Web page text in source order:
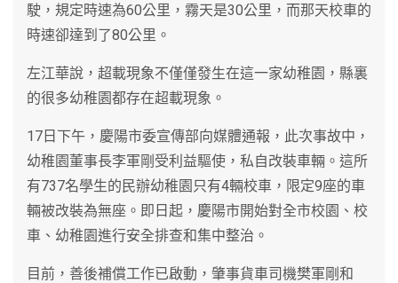
駛，規定時速為60公里，霧天是30公里，而那天校車的
時速卻達到了80公里。
左江華說，超載現象不僅僅發生在這一家幼稚園，縣裏
的很多幼稚園都存在超載現象。
17日下午，慶陽市委宣傳部向媒體通報，此次事故中，
幼稚園董事長李軍剛受利益驅使，私自改裝車輛。這所
有737名學生的民辦幼稚園只有4輛校車，限定9座的車
輛被改裝為無座。即日起，慶陽市開始對全市校園、校
車、幼稚園進行安全排查和集中整治。
目前，善後補償工作已啟動，肇事貨車司機樊軍剛和